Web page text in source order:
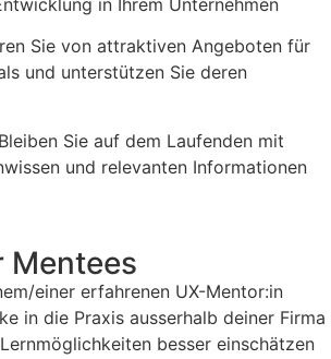
Sie von attraktiven Angeboten für
und unterstützen Sie deren
Bleiben Sie auf dem Laufenden mit
und relevanten Informationen
Mentees
einer erfahrenen UX-Mentor:in
in die Praxis ausserhalb deiner Firma
besser einschätzen